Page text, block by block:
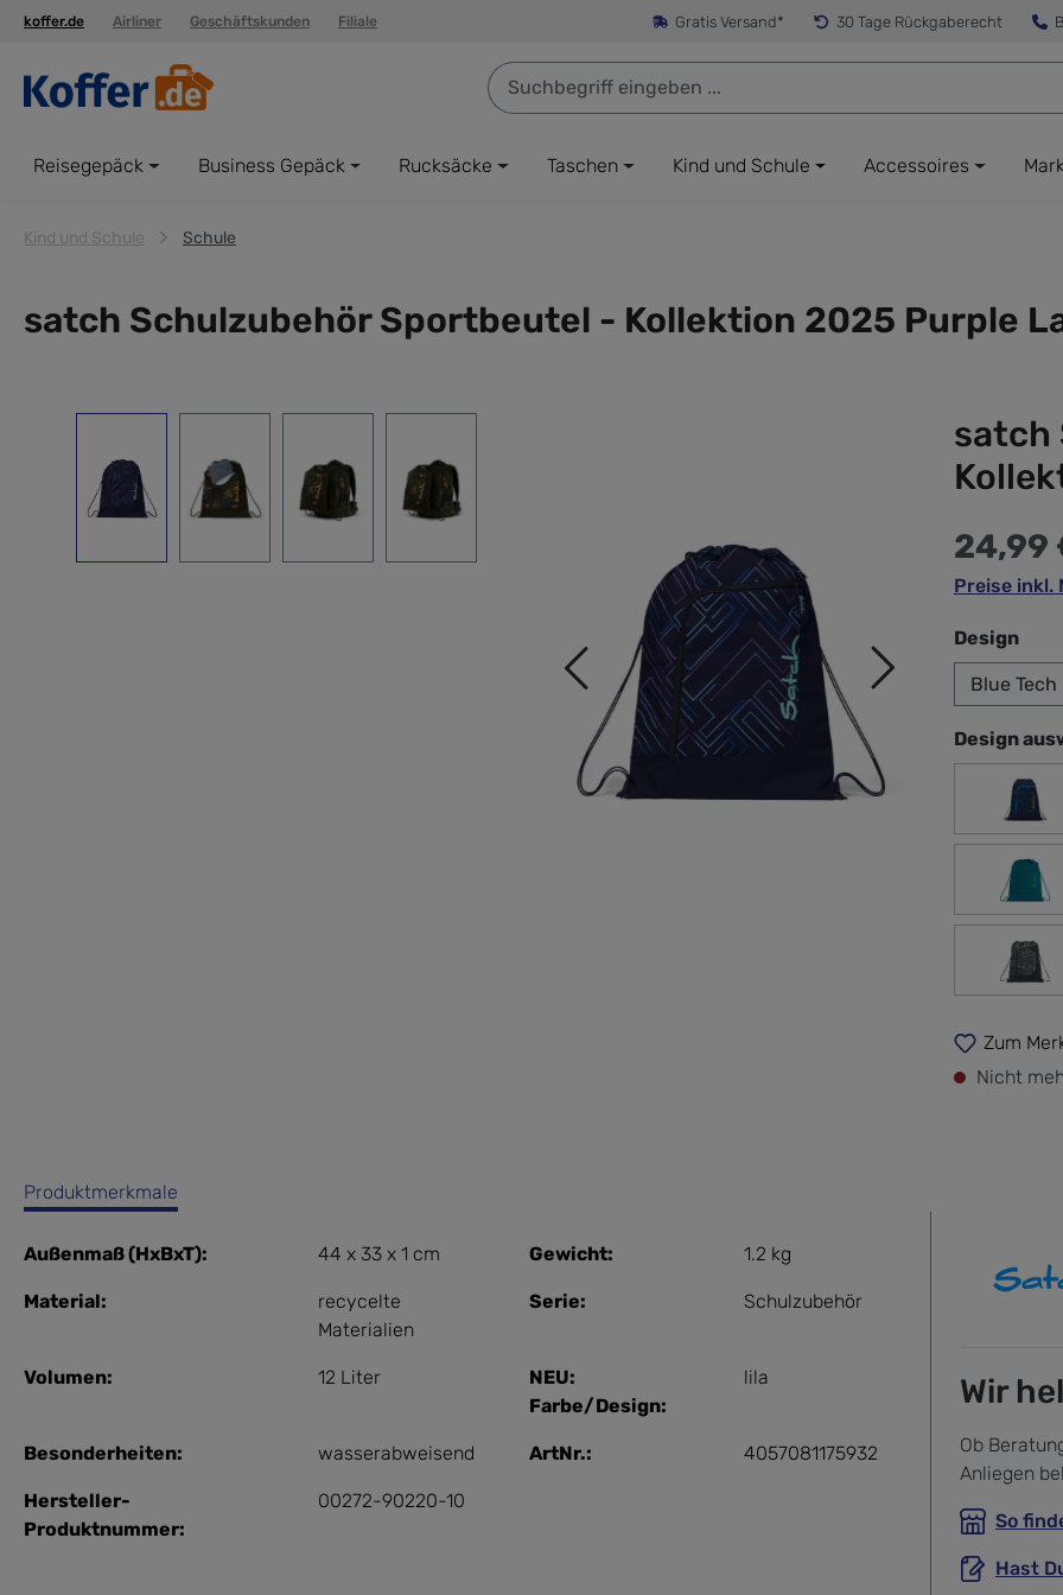
Zur Hauptnavigation springen
koffer.de Airliner Geschäftskunden Filiale Gratis Versand* 30 Tage Rückgaberecht
Reisegepäck Business Gepäck Rucksäcke Taschen Kind und Schule Accessoires
Kind und Schule Schule
satch Schulzubehör Sportbeutel - Kollektion 2025 Purple
satch
24,99
Preise inkl.
Design
Design
Zum
Nicht
Produktmerkmale
Außenmaß (HxBxT): 44 x 33 x 1 cm Gewicht: 1.2 kg
Material:
recycelte
Materialien
Serie: Schulzubehör
Volumen: 12 Liter
NEU:
Farbe/Design:
lila
Besonderheiten: wasserabweisend ArtNr.: 4057081175932
Hersteller-
Produktnummer:
00272-90220-10
Wir
Ob
Anliegen
So
Hast